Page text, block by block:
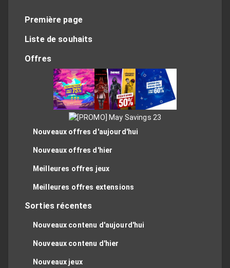
Première page
Liste de souhaits
Offres
Nouveaux offres d'aujourd'hui
Nouveaux offres d'hier
Meilleures offres jeux
Meilleures offres extensions
Sorties récentes
Nouveaux contenu d'aujourd'hui
Nouveaux contenu d'hier
Nouveaux jeux